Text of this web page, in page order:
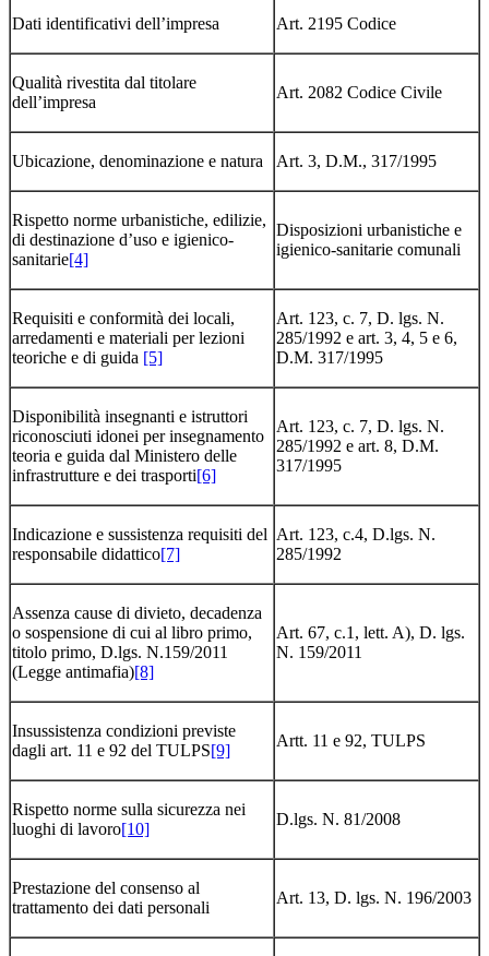
Dati identificativi dell’impresa Art. 2195 Codice
Qualità rivestita dal titolare
dell’impresa
Art. 2082 Codice Civile
Ubicazione, denominazione e natura Art. 3, D.M., 317/1995
Rispetto norme urbanistiche, edilizie,
di destinazione d’uso e igienico-
sanitarie[4]
Disposizioni urbanistiche e
igienico-sanitarie comunali
Requisiti e conformità dei locali,
arredamenti e materiali per lezioni
teoriche e di guida [5]
Art. 123, c. 7, D. lgs. N.
285/1992 e art. 3, 4, 5 e 6,
D.M. 317/1995
Disponibilità insegnanti e istruttori
riconosciuti idonei per insegnamento
teoria e guida dal Ministero delle
infrastrutture e dei trasporti[6]
Art. 123, c. 7, D. lgs. N.
285/1992 e art. 8, D.M.
317/1995
Indicazione e sussistenza requisiti del
responsabile didattico[7]
Art. 123, c.4, D.lgs. N.
285/1992
Assenza cause di divieto, decadenza
o sospensione di cui al libro primo,
titolo primo, D.lgs. N.159/2011
(Legge antimafia)[8]
Art. 67, c.1, lett. A), D. lgs.
N. 159/2011
Insussistenza condizioni previste
dagli art. 11 e 92 del TULPS[9]
Artt. 11 e 92, TULPS
Rispetto norme sulla sicurezza nei
luoghi di lavoro[10]
D.lgs. N. 81/2008
Prestazione del consenso al
trattamento dei dati personali
Art. 13, D. lgs. N. 196/2003